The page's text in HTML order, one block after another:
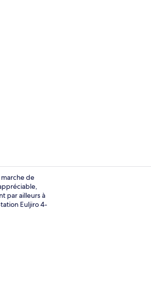
Chambre Simple (1Single Bed) | Vue de la
de
par ailleurs à
Euljiro 4-